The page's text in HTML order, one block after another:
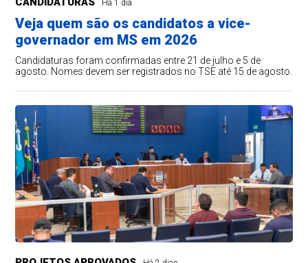
Há 1 dia
Veja quem são os candidatos a vice-
governador em MS em 2026
Candidaturas foram confirmadas entre 21 de julho e 5 de
agosto. Nomes devem ser registrados no TSE até 15 de agosto.